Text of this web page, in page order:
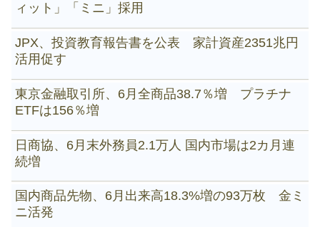
ィット」「ミニ」採用
JPX、投資教育報告書を公表 家計資産2351兆円
活用促す
東京金融取引所、6月全商品38.7％増 プラチナ
ETFは156％増
日商協、6月末外務員2.1万人 国内市場は2カ月連
続増
国内商品先物、6月出来高18.3%増の93万枚 金ミ
ニ活発